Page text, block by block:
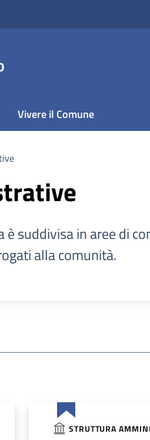
Vivere il Comune
suddivisa in aree di
alla comunità.
STRUTTURA